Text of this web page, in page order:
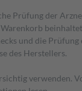
Prüfung der
und die Prüfung
des Herstellers.
verwenden.